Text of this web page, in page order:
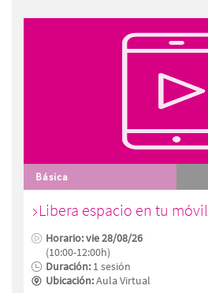
Básica
Libera espacio en tu móvil
Horario: vie 28/08/26
(10:00-12:00h)
Duración: 1 sesión
Ubicación:Aula Virtual